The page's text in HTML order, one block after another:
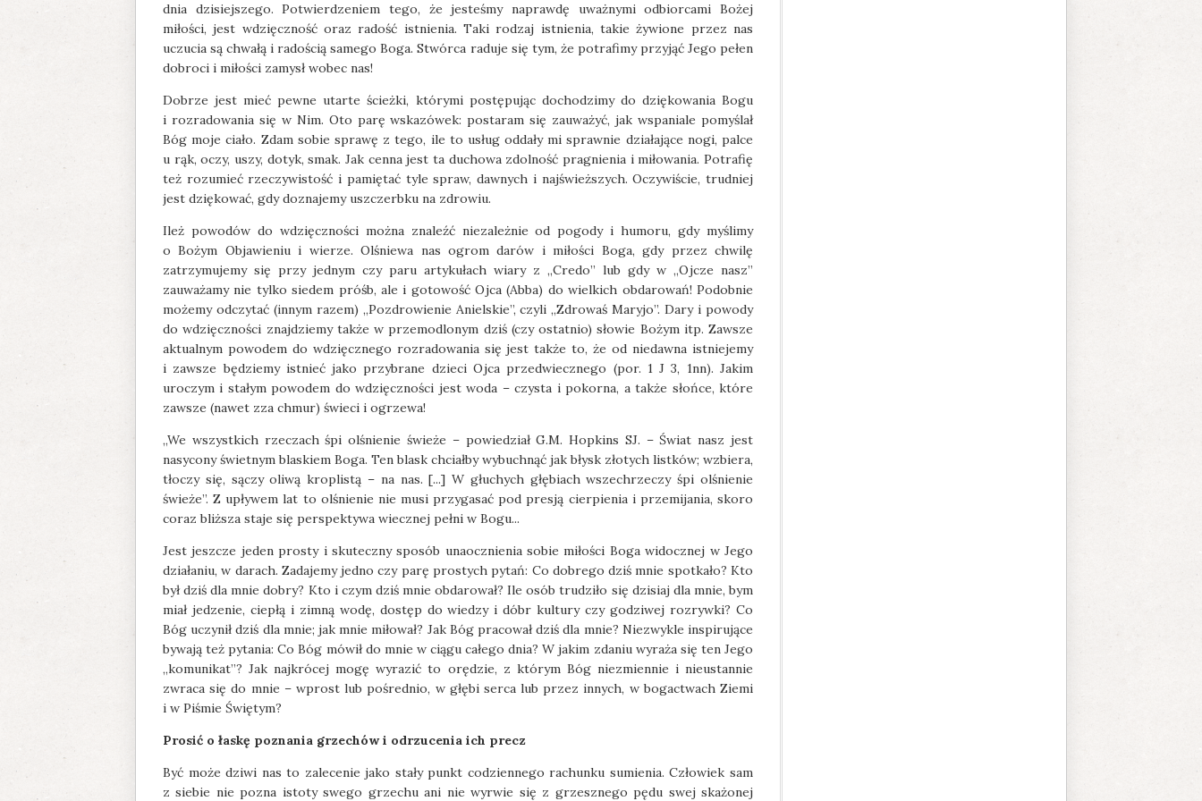
dnia dzisiejszego. Potwierdzeniem tego, że jesteśmy naprawdę uważnymi odbiorcami Bożej
miłości, jest wdzięczność oraz radość istnienia. Taki rodzaj istnienia, takie żywione przez nas
uczucia są chwałą i radością samego Boga. Stwórca raduje się tym, że potrafimy przyjąć Jego pełen
dobroci i miłości zamysł wobec nas!
Dobrze jest mieć pewne utarte ścieżki, którymi postępując dochodzimy do dziękowania Bogu
i rozradowania się w Nim. Oto parę wskazówek: postaram się zauważyć, jak wspaniale pomyślał
Bóg moje ciało. Zdam sobie sprawę z tego, ile to usług oddały mi sprawnie działające nogi, palce
u rąk, oczy, uszy, dotyk, smak. Jak cenna jest ta duchowa zdolność pragnienia i miłowania. Potrafię
też rozumieć rzeczywistość i pamiętać tyle spraw, dawnych i najświeższych. Oczywiście, trudniej
jest dziękować, gdy doznajemy uszczerbku na zdrowiu.
Ileż powodów do wdzięczności można znaleźć niezależnie od pogody i humoru, gdy myślimy
o Bożym Objawieniu i wierze. Olśniewa nas ogrom darów i miłości Boga, gdy przez chwilę
zatrzymujemy się przy jednym czy paru artykułach wiary z „Credo” lub gdy w „Ojcze nasz”
zauważamy nie tylko siedem próśb, ale i gotowość Ojca (Abba) do wielkich obdarowań! Podobnie
możemy odczytać (innym razem) „Pozdrowienie Anielskie”, czyli „Zdrowaś Maryjo”. Dary i powody
do wdzięczności znajdziemy także w przemodlonym dziś (czy ostatnio) słowie Bożym itp. Zawsze
aktualnym powodem do wdzięcznego rozradowania się jest także to, że od niedawna istniejemy
i zawsze będziemy istnieć jako przybrane dzieci Ojca przedwiecznego (por. 1 J 3, 1nn). Jakim
uroczym i stałym powodem do wdzięczności jest woda – czysta i pokorna, a także słońce, które
zawsze (nawet zza chmur) świeci i ogrzewa!
„We wszystkich rzeczach śpi olśnienie świeże – powiedział G.M. Hopkins SJ. – Świat nasz jest
nasycony świetnym blaskiem Boga. Ten blask chciałby wybuchnąć jak błysk złotych listków; wzbiera,
tłoczy się, sączy oliwą kroplistą – na nas. [...] W głuchych głębiach wszechrzeczy śpi olśnienie
świeże”. Z upływem lat to olśnienie nie musi przygasać pod presją cierpienia i przemijania, skoro
coraz bliższa staje się perspektywa wiecznej pełni w Bogu...
Jest jeszcze jeden prosty i skuteczny sposób unaocznienia sobie miłości Boga widocznej w Jego
działaniu, w darach. Zadajemy jedno czy parę prostych pytań: Co dobrego dziś mnie spotkało? Kto
był dziś dla mnie dobry? Kto i czym dziś mnie obdarował? Ile osób trudziło się dzisiaj dla mnie, bym
miał jedzenie, ciepłą i zimną wodę, dostęp do wiedzy i dóbr kultury czy godziwej rozrywki? Co
Bóg uczynił dziś dla mnie; jak mnie miłował? Jak Bóg pracował dziś dla mnie? Niezwykle inspirujące
bywają też pytania: Co Bóg mówił do mnie w ciągu całego dnia? W jakim zdaniu wyraża się ten Jego
„komunikat”? Jak najkrócej mogę wyrazić to orędzie, z którym Bóg niezmiennie i nieustannie
zwraca się do mnie – wprost lub pośrednio, w głębi serca lub przez innych, w bogactwach Ziemi
i w Piśmie Świętym?
Prosić o łaskę poznania grzechów i odrzucenia ich precz
Być może dziwi nas to zalecenie jako stały punkt codziennego rachunku sumienia. Człowiek sam
z siebie nie pozna istoty swego grzechu ani nie wyrwie się z grzesznego pędu swej skażonej